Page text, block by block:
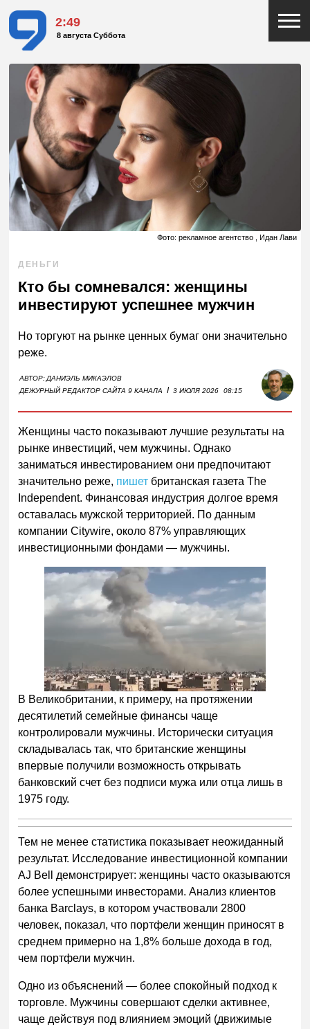
2:49
8 августа Суббота
Фото: рекламное агентство , Идан Лави
ДЕНЬГИ
Кто бы сомневался: женщины
инвестируют успешнее мужчин
Но торгуют на рынке ценных бумаг они значительно
реже.
АВТОР:ДАНИЭЛЬ МИКАЭЛОВ
ДЕЖУРНЫЙ РЕДАКТОР САЙТА 9 КАНАЛА
I 3 ИЮЛЯ 2026 08:15
Женщины часто показывают лучшие результаты на
рынке инвестиций, чем мужчины. Однако
заниматься инвестированием они предпочитают
значительно реже, пишет британская газета The
Independent. Финансовая индустрия долгое время
оставалась мужской территорией. По данным
компании Citywire, около 87% управляющих
инвестиционными фондами — мужчины.
В Великобритании, к примеру, на протяжении
десятилетий семейные финансы чаще
контролировали мужчины. Исторически ситуация
складывалась так, что британские женщины
впервые получили возможность открывать
банковский счет без подписи мужа или отца лишь в
1975 году.
Тем не менее статистика показывает неожиданный
результат. Исследование инвестиционной компании
AJ Bell демонстрирует: женщины часто оказываются
более успешными инвесторами. Анализ клиентов
банка Barclays, в котором участвовали 2800
человек, показал, что портфели женщин приносят в
среднем примерно на 1,8% больше дохода в год,
чем портфели мужчин.
Одно из объяснений — более спокойный подход к
торговле. Мужчины совершают сделки активнее,
чаще действуя под влиянием эмоций (движимые